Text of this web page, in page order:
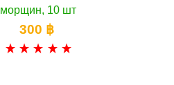
морщин, 10 шт
300 ฿